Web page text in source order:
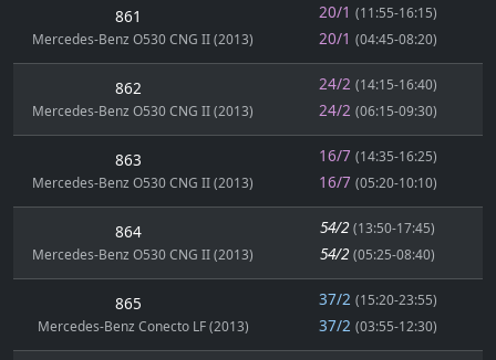
861
Mercedes-Benz O530 CNG II (2013)
20/1 (11:55-16:15)
20/1 (04:45-08:20)
862
Mercedes-Benz O530 CNG II (2013)
24/2 (14:15-16:40)
24/2 (06:15-09:30)
863
Mercedes-Benz O530 CNG II (2013)
16/7 (14:35-16:25)
16/7 (05:20-10:10)
864
Mercedes-Benz O530 CNG II (2013)
54/2 (13:50-17:45)
54/2 (05:25-08:40)
865
Mercedes-Benz Conecto LF (2013)
37/2 (15:20-23:55)
37/2 (03:55-12:30)